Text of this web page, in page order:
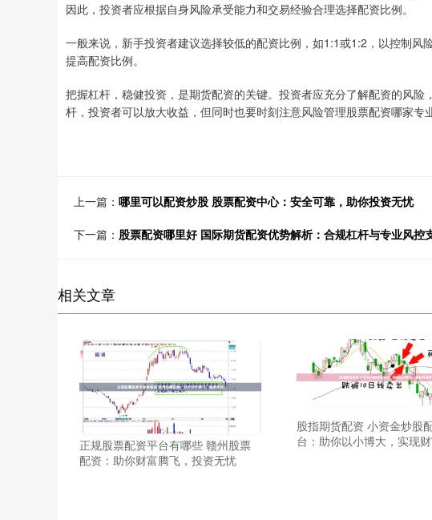
因此，投资者应根据自身风险承受能力和交易经验合理选择配资比例。
一般来说，新手投资者建议选择较低的配资比例，如1:1或1:2，以控制
提高配资比例。
把握杠杆，稳健投资，是期货配资的关键。投资者应充分了解配资的风
杆，投资者可以放大收益，但同时也要时刻注意风险管理股票配资哪家专
上一篇： 哪里可以配资炒股 股票配资中心：安全可靠，助你投资无忧
下一篇： 股票配资哪里好 国际期货配资优势解析：合规杠杆与专业风控
相关文章
正规股票配资平台有哪些 赣州股票
配资：助你财富腾飞，投资无忧
股指期货配资 小资金炒股
台：助你以小博大，实现